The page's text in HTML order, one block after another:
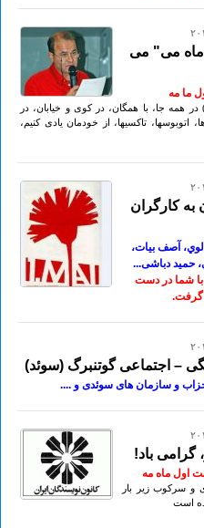
"ماه می" می
ما مه
کارگر (۱۱ اردیبهشت) در همه جا، با همگان، در کوی و خیابان، در
اتوبوسها، تاکسیها، از خودمان یادی کنیم،
به کارگران
آصف بيات،
حميد دباشی...
شما در دست
گرفت.
– اجتماعی گوتنبرگ (سوئد)
و سازمان های سوئدی و ....
گرامى باد!
اول ماه مه
و سركوب زير بار
است